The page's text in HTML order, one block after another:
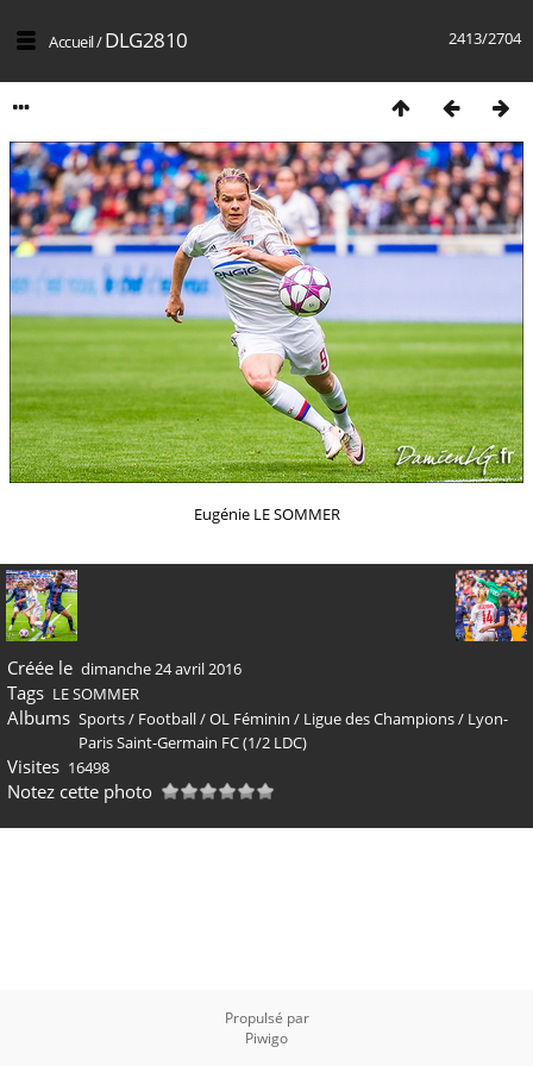
2413/2704
Accueil/DLG2810
Eugénie LE SOMMER
Créée le dimanche 24 avril 2016
Tags LE SOMMER
Albums Sports/ Football/OL Féminin / Ligue des Champions/ Lyon-
Paris Saint-Germain FC (1/2 LDC)
Visites 16498
Notez cette photo
Propulsé par
Piwigo